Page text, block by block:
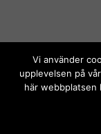
Vi använder
upplevelsen på
här webbplatsen